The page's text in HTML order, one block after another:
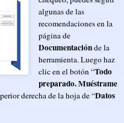
algunas de las
recomendaciones en la
página de
Documentaciónde la
herramienta. Luego haz
clic en el botón “Todo
preparado. Muéstrame
derecha de la hoja de “Datos